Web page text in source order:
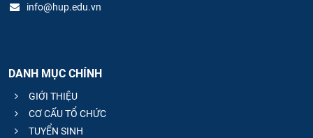
info@hup.edu.vn
DANH MỤC CHÍNH
GIỚI THIỆU
CƠ CẤU TỔ CHỨC
TUYỂN SINH